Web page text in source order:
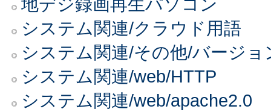
地デジ録画再生パソコン
システム関連/クラウド用語
システム関連/その他/バージョ
システム関連/web/HTTP
システム関連/web/apache2.0